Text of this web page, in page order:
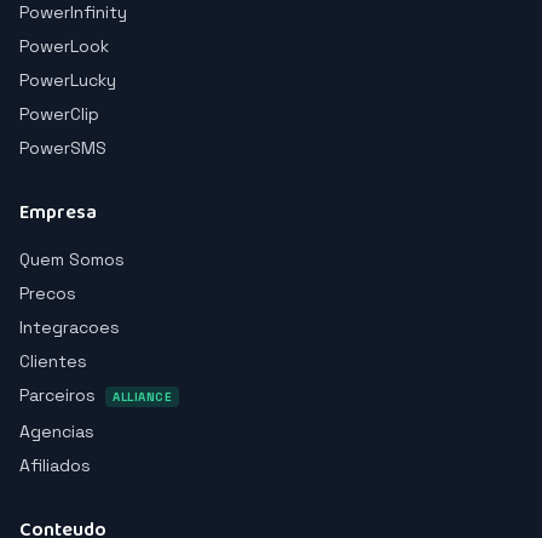
PowerInfinity
PowerLook
PowerLucky
PowerClip
PowerSMS
Empresa
Quem Somos
Precos
Integracoes
Clientes
Parceiros
ALLIANCE
Agencias
Afiliados
Conteudo